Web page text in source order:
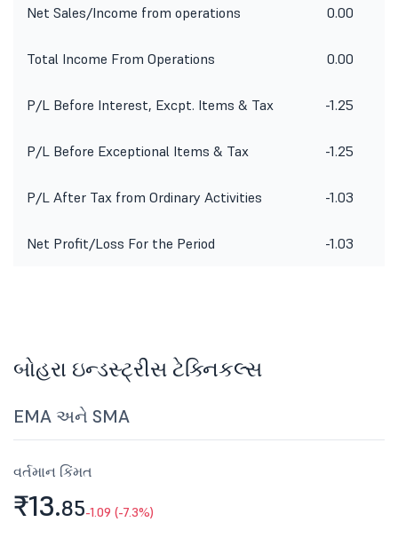
Net Sales/Income from operations 0.00
Total Income From Operations 0.00
P/L Before Interest, Excpt. Items & Tax -1.25
P/L Before Exceptional Items & Tax -1.25
P/L After Tax from Ordinary Activities -1.03
Net Profit/Loss For the Period -1.03
બોહરા ઇન્ડસ્ટ્રીસ ટેક્નિકલ્સ
EMA અને SMA
વર્તમાન કિંમત
₹13.85-1.09 (-7.3%)